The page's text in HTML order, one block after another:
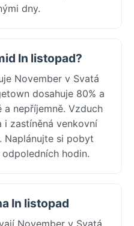
dny.
In listopad?
November v Svatá
dosahuje 80% a
a nepříjemně. Vzduch
zastíněná venkovní
Naplánujte si pobyt
hodin.
In listopad
November v Svatá